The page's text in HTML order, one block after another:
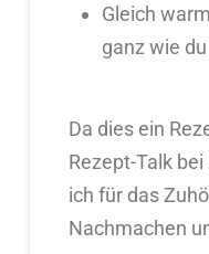
Gleich
ganz wie
Da dies ein
Rezept-Talk
ich für das
Nachmachen